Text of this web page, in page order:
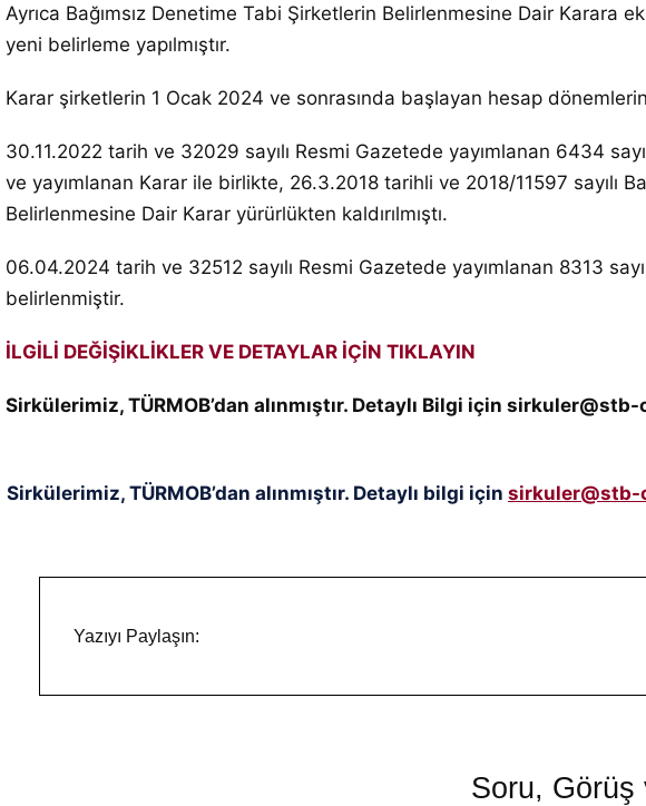
Ayrıca Bağımsız Denetime Tabi Şirketlerin Belirlenmesine Dair Karara
yeni belirleme yapılmıştır.
Karar şirketlerin 1 Ocak 2024 ve sonrasında başlayan hesap
30.11.2022 tarih ve 32029 sayılı Resmi Gazetede yayımlanan 6434
ve yayımlanan Karar ile birlikte, 26.3.2018 tarihli ve 2018/11597 sayılı
Belirlenmesine Dair Karar yürürlükten kaldırılmıştı.
06.04.2024 tarih ve 32512 sayılı Resmi Gazetede yayımlanan 8313
belirlenmiştir.
İLGİLİ DEĞİŞİKLİKLER VE DETAYLAR İÇİN TIKLAYIN
Sirkülerimiz, TÜRMOB’dan alınmıştır. Detaylı Bilgi için
Sirkülerimiz, TÜRMOB’dan alınmıştır. Detaylı bilgi için sirkuler@stb-
Yazıyı Paylaşın:
Soru, Görüş